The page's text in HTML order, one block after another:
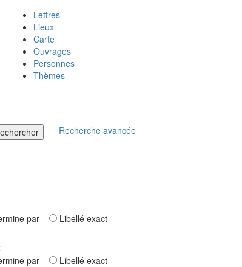
Lettres
Lieux
Carte
Ouvrages
Personnes
Thèmes
Recherche avancée
par Libellé exact
par Libellé exact